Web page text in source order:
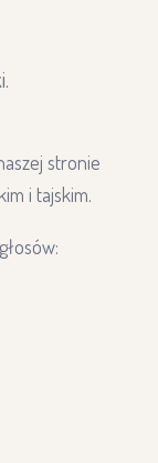
stronie
i tajskim.